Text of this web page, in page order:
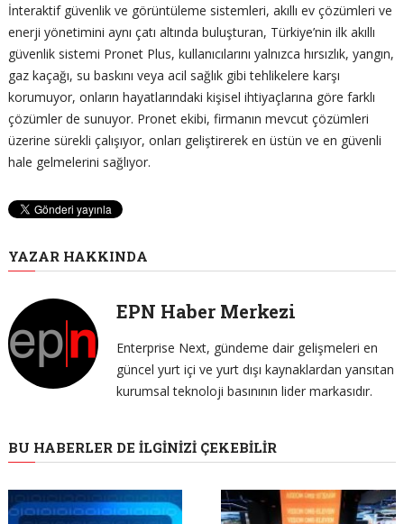
İnteraktif güvenlik ve görüntüleme sistemleri, akıllı ev çözümleri ve
enerji yönetimini aynı çatı altında buluşturan, Türkiye’nin ilk akıllı
güvenlik sistemi Pronet Plus, kullanıcılarını yalnızca hırsızlık, yangın,
gaz kaçağı, su baskını veya acil sağlık gibi tehlikelere karşı
korumuyor, onların hayatlarındaki kişisel ihtiyaçlarına göre farklı
çözümler de sunuyor. Pronet ekibi, firmanın mevcut çözümleri
üzerine sürekli çalışıyor, onları geliştirerek en üstün ve en güvenli
hale gelmelerini sağlıyor.
YAZAR HAKKINDA
EPN Haber Merkezi
Enterprise Next, gündeme dair gelişmeleri en
güncel yurt içi ve yurt dışı kaynaklardan yansıtan
kurumsal teknoloji basınının lider markasıdır.
BU HABERLER DE İLGINIZI ÇEKEBILIR